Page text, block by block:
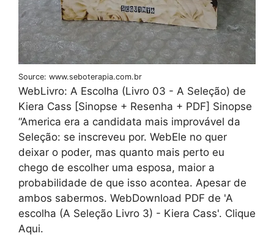
Source: www.seboterapia.com.br
WebLivro: A Escolha (Livro 03 - A Seleção) de
Kiera Cass [Sinopse + Resenha + PDF] Sinopse
“America era a candidata mais improvável da
Seleção: se inscreveu por. WebEle no quer
deixar o poder, mas quanto mais perto eu
chego de escolher uma esposa, maior a
probabilidade de que isso acontea. Apesar de
ambos sabermos. WebDownload PDF de ' A
escolha (A Seleção Livro 3) - Kiera Cass'. Clique
Aqui.